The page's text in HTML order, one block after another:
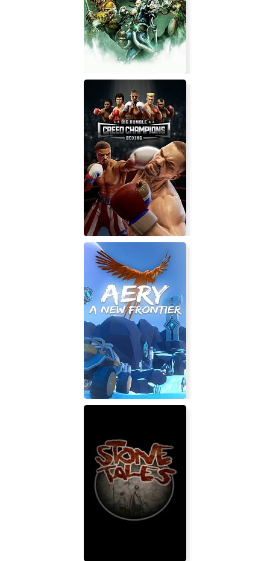
FIFA Manager 09
Sacred 3
Big Rumble Boxing: Creed
Champions
Aery - A New Frontier